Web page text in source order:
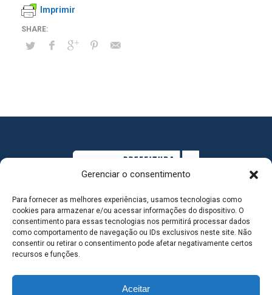
Gerenciar o consentimento
Para fornecer as melhores experiências, usamos tecnologias como
cookies para armazenar e/ou acessar informações do dispositivo. O
consentimento para essas tecnologias nos permitirá processar dados
como comportamento de navegação ou IDs exclusivos neste site. Não
consentir ou retirar o consentimento pode afetar negativamente certos
recursos e funções.
Aceitar
Imprimir
MAPA DO SITE